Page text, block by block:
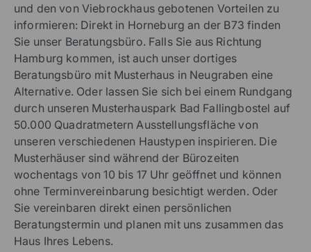
und den von Viebrockhaus gebotenen Vorteilen zu
informieren: Direkt in Horneburg an der B73 finden
Sie unser Beratungsbüro. Falls Sie aus Richtung
Hamburg kommen, ist auch unser dortiges
Beratungsbüro mit Musterhaus in Neugraben eine
Alternative. Oder lassen Sie sich bei einem Rundgang
durch unseren Musterhauspark Bad Fallingbostel auf
50.000 Quadratmetern Ausstellungsfläche von
unseren verschiedenen Haustypen inspirieren. Die
Musterhäuser sind während der Bürozeiten
wochentags von 10 bis 17 Uhr geöffnet und können
ohne Terminvereinbarung besichtigt werden. Oder
Sie vereinbaren direkt einen persönlichen
Beratungstermin und planen mit uns zusammen das
Haus Ihres Lebens.